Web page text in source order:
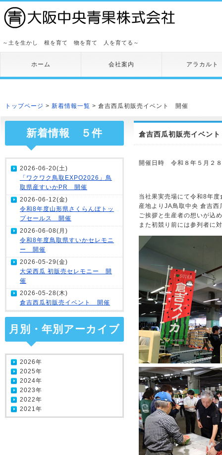
～土を生かし 根を育て 物を育て 人を育てる～
ホーム 会社案内 アラカルト
トップページ > 新着情報一覧 > 倉吉西瓜初販売イベント 開催
倉吉西瓜初販売イベン
開催日時 令和８年５月２
当社果実売場にて令和8年
産地よりJA鳥取中央 倉吉
ご挨拶と生産者の想いが込
また初競り前には参列者に
新着情報 ５件
2026-06-20(土)
「ワクワク鳥取EXPO2026」鳥
取県産すいかPR 開催
2026-06-12(金)
令和8年度山形県さくらんぼトッ
プセールス 開催
2026-06-08(月)
令和8年度鳥取県すいかセレモニ
ー 開催
2026-05-29(金)
大栄西瓜 初販売セレモニー 開
催
2026-05-28(木)
倉吉西瓜初販売イベント 開催
月別・年別アーカイブ
2026年
2025年
2024年
2023年
2022年
2021年